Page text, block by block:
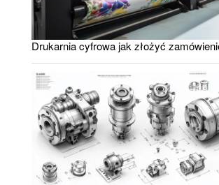
Drukarnia cyfrowa jak złożyć